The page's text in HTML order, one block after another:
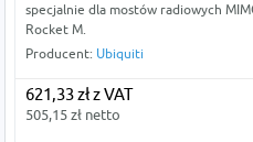
specjalnie dla mostów radiowych
Rocket M.
Producent: Ubiquiti
621,33 zł z VAT
505,15 zł netto